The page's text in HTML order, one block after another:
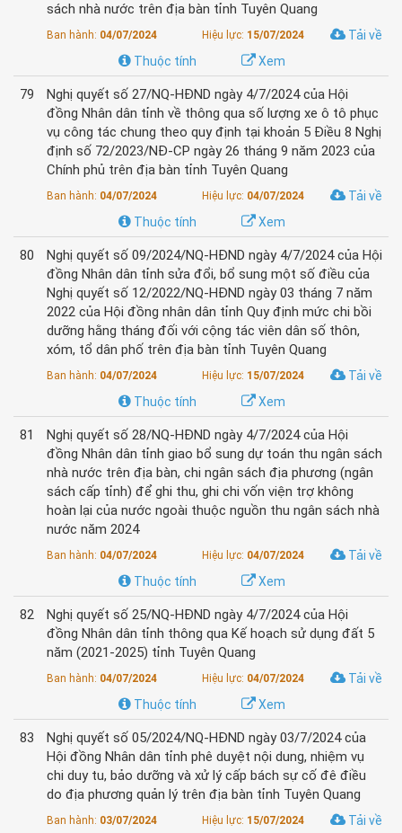
sách nhà nước trên địa bàn tỉnh Tuyên Quang
Ban hành: 04/07/2024 Hiệu lực: 15/07/2024
Tải về
Xem
Thuộc tính
79
Nghị quyết số 27/NQ-HĐND ngày 4/7/2024 của Hội
đồng Nhân dân tỉnh về thông qua số lượng xe ô tô phục
vụ công tác chung theo quy định tại khoản 5 Điều 8 Nghị
định số 72/2023/NĐ-CP ngày 26 tháng 9 năm 2023 của
Chính phủ trên địa bàn tỉnh Tuyên Quang
Ban hành: 04/07/2024 Hiệu lực: 04/07/2024
Tải về
Xem
Thuộc tính
80
Nghị quyết số 09/2024/NQ-HĐND ngày 4/7/2024 của Hội
đồng Nhân dân tỉnh sửa đổi, bổ sung một số điều của
Nghị quyết số 12/2022/NQ-HĐND ngày 03 tháng 7 năm
2022 của Hội đồng nhân dân tỉnh Quy định mức chi bồi
dưỡng hằng tháng đối với cộng tác viên dân số thôn,
xóm, tổ dân phố trên địa bàn tỉnh Tuyên Quang
Ban hành: 04/07/2024 Hiệu lực: 15/07/2024
Tải về
Xem
Thuộc tính
81
Nghị quyết số 28/NQ-HĐND ngày 4/7/2024 của Hội
đồng Nhân dân tỉnh giao bổ sung dự toán thu ngân sách
nhà nước trên địa bàn, chi ngân sách địa phương (ngân
sách cấp tỉnh) để ghi thu, ghi chi vốn viện trợ không
hoàn lại của nước ngoài thuộc nguồn thu ngân sách nhà
nước năm 2024
Ban hành: 04/07/2024 Hiệu lực: 04/07/2024
Tải về
Xem
Thuộc tính
82
Nghị quyết số 25/NQ-HĐND ngày 4/7/2024 của Hội
đồng Nhân dân tỉnh thông qua Kế hoạch sử dụng đất 5
năm (2021-2025) tỉnh Tuyên Quang
Ban hành: 04/07/2024 Hiệu lực: 04/07/2024
Tải về
Xem
Thuộc tính
83
Nghị quyết số 05/2024/NQ-HĐND ngày 03/7/2024 của
Hội đồng Nhân dân tỉnh phê duyệt nội dung, nhiệm vụ
chi duy tu, bảo dưỡng và xử lý cấp bách sự cố đê điều
do địa phương quản lý trên địa bàn tỉnh Tuyên Quang
Ban hành: 03/07/2024 Hiệu lực: 15/07/2024 Tải về